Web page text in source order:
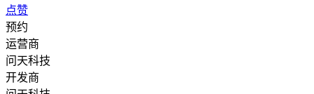
点赞
预约
运营商
问天科技
开发商